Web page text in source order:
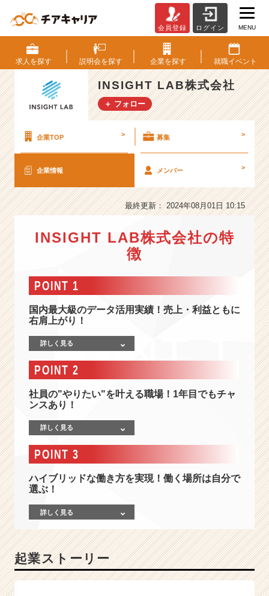
N
S
I
G
H
T
L
社
集
終
【2
卒】
最
の
ー
タ
会員登録 ログイン MENU
求人を探す 説明会を探す 企業を探す 就職イベント
INSIGHT LAB株式会社
＋ フォロー
企業TOP > 募集 >
企業情報 メンバー >
最終更新： 2024年08月01日 10:15
INSIGHT LAB株式会社の特
徴
POINT 1
国内最大級のデータ活用実績！売上・利益ともに
右肩上がり！
詳しく見る
POINT 2
社員の"やりたい"を叶える職場！1年目でもチャ
ンスあり！
詳しく見る
POINT 3
ハイブリッドな働き方を実現！働く場所は自分で
選ぶ！
詳しく見る
起業ストーリー